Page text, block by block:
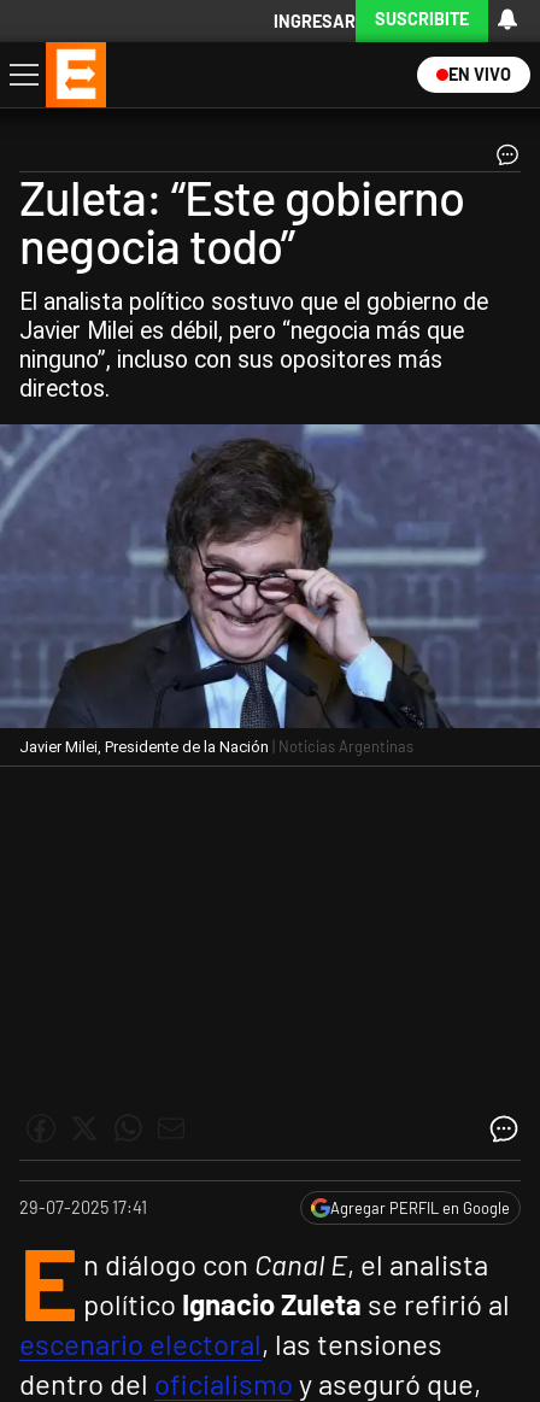
INGRESAR SUSCRIBITE
EN VIVO
Economía
Política
Internacional
Actualidad
Descargá la App
Zuleta: “Este gobierno
negocia todo”
El analista político sostuvo que el gobierno de
Javier Milei es débil, pero “negocia más que
ninguno”, incluso con sus opositores más
directos.
Javier Milei, Presidente de la Nación | Noticias Argentinas
29-07-2025 17:41 Agregar PERFIL en Google
E n diálogo con Canal E, el analista
político Ignacio Zuleta se refirió al
escenario electoral, las tensiones
dentro del oficialismo y aseguró que,